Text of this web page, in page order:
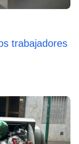
trabajadores